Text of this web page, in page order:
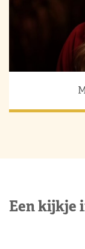
Een kijkje